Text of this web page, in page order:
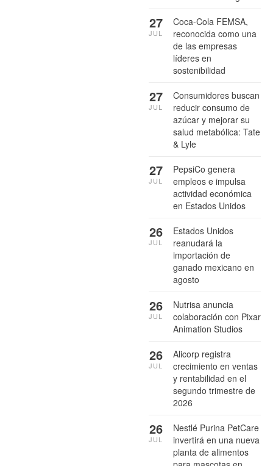
Coca-Cola FEMSA,
reconocida como una
de las empresas
líderes en
sostenibilidad
27
JUL
Consumidores buscan
reducir consumo de
azúcar y mejorar su
salud metabólica: Tate
& Lyle
27
JUL
PepsiCo genera
empleos e impulsa
actividad económica
en Estados Unidos
27
JUL
Estados Unidos
reanudará la
importación de
ganado mexicano en
agosto
26
JUL
Nutrisa anuncia
colaboración con Pixar
Animation Studios
26
JUL
Alicorp registra
crecimiento en ventas
y rentabilidad en el
segundo trimestre de
2026
26
JUL
Nestlé Purina PetCare
invertirá en una nueva
planta de alimentos
26
JUL